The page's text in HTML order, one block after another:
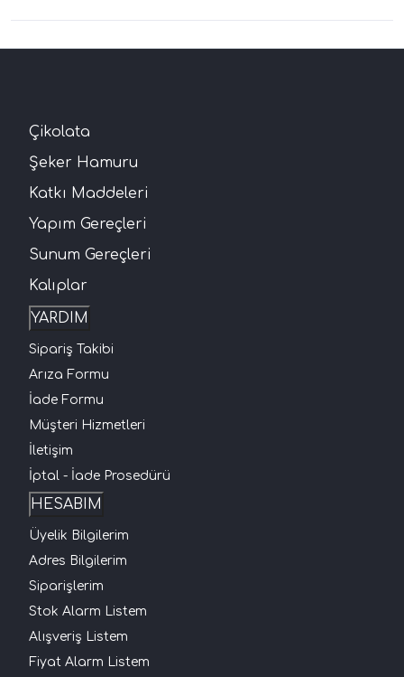
Çikolata
Şeker Hamuru
Katkı Maddeleri
Yapım Gereçleri
Sunum Gereçleri
Kalıplar
YARDIM
Sipariş Takibi
Arıza Formu
İade Formu
Müşteri Hizmetleri
İletişim
İptal - İade Prosedürü
HESABIM
Üyelik Bilgilerim
Adres Bilgilerim
Siparişlerim
Stok Alarm Listem
Alışveriş Listem
Fiyat Alarm Listem